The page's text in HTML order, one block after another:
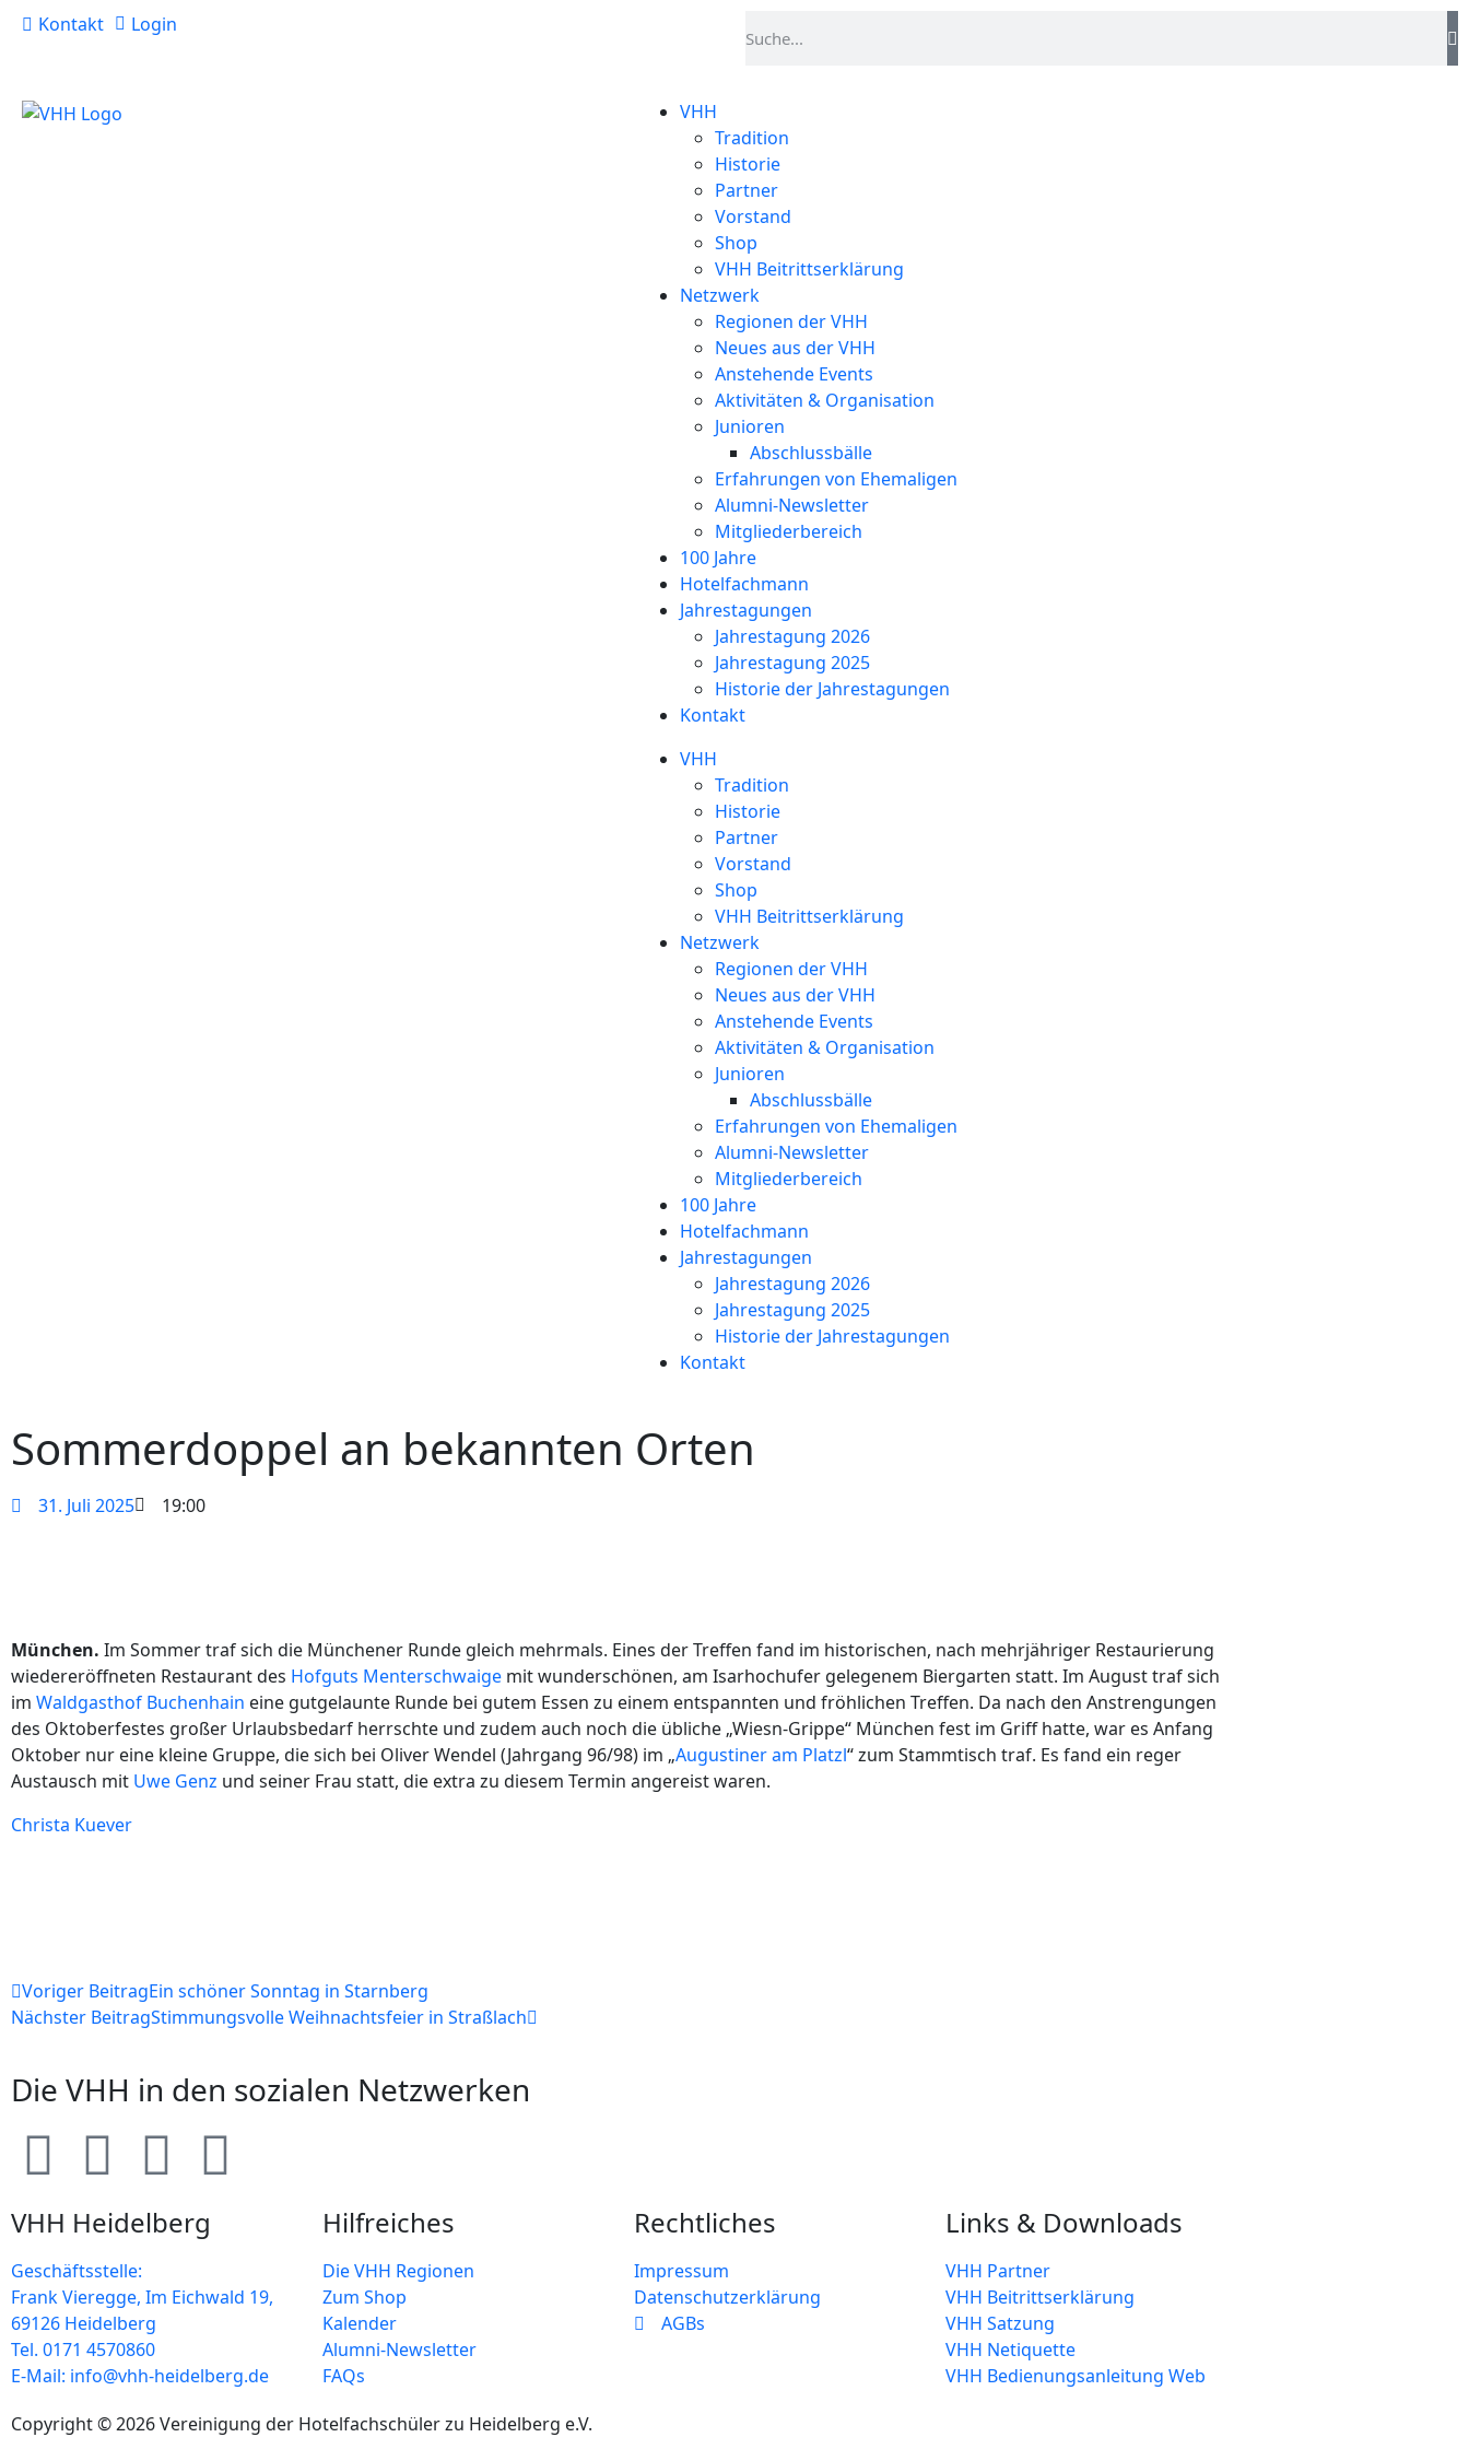
Kontakt Login
VHH
Tradition
Historie
Partner
Vorstand
Shop
VHH Beitrittserklärung
Netzwerk
Regionen der VHH
Neues aus der VHH
Anstehende Events
Aktivitäten & Organisation
Junioren
Abschlussbälle
Erfahrungen von Ehemaligen
Alumni-Newsletter
Mitgliederbereich
100 Jahre
Hotelfachmann
Jahrestagungen
Jahrestagung 2026
Jahrestagung 2025
Historie der Jahrestagungen
Kontakt
VHH
Tradition
Historie
Partner
Vorstand
Shop
VHH Beitrittserklärung
Netzwerk
Regionen der VHH
Neues aus der VHH
Anstehende Events
Aktivitäten & Organisation
Junioren
Abschlussbälle
Erfahrungen von Ehemaligen
Alumni-Newsletter
Mitgliederbereich
100 Jahre
Hotelfachmann
Jahrestagungen
Jahrestagung 2026
Jahrestagung 2025
Historie der Jahrestagungen
Kontakt
Sommerdoppel an bekannten Orten
31. Juli 2025 19:00
München. Im Sommer traf sich die Münchener Runde gleich mehrmals. Eines der Treffen fand im historischen, nach mehrjähriger Restaurierung
wiedereröffneten Restaurant des Hofguts Menterschwaige mit wunderschönen, am Isarhochufer gelegenem Biergarten statt. Im August traf sich
im Waldgasthof Buchenhain eine gutgelaunte Runde bei gutem Essen zu einem entspannten und fröhlichen Treffen. Da nach den Anstrengungen
des Oktoberfestes großer Urlaubsbedarf herrschte und zudem auch noch die übliche „Wiesn-Grippe“ München fest im Griff hatte, war es Anfang
Oktober nur eine kleine Gruppe, die sich bei Oliver Wendel (Jahrgang 96/98) im „Augustiner am Platzl“ zum Stammtisch traf. Es fand ein reger
Austausch mit Uwe Genz und seiner Frau statt, die extra zu diesem Termin angereist waren.
Christa Kuever
Voriger BeitragEin schöner Sonntag in Starnberg
Nächster BeitragStimmungsvolle Weihnachtsfeier in Straßlach
Die VHH in den sozialen Netzwerken
VHH Heidelberg
Geschäftsstelle:
Frank Vieregge, Im Eichwald 19,
69126 Heidelberg
Tel. 0171 4570860
E-Mail: info@vhh-heidelberg.de
Hilfreiches
Die VHH Regionen
Zum Shop
Kalender
Alumni-Newsletter
FAQs
Rechtliches
Impressum
Datenschutzerklärung
AGBs
Links & Downloads
VHH Partner
VHH Beitrittserklärung
VHH Satzung
VHH Netiquette
VHH Bedienungsanleitung Web
Copyright © 2026 Vereinigung der Hotelfachschüler zu Heidelberg e.V.